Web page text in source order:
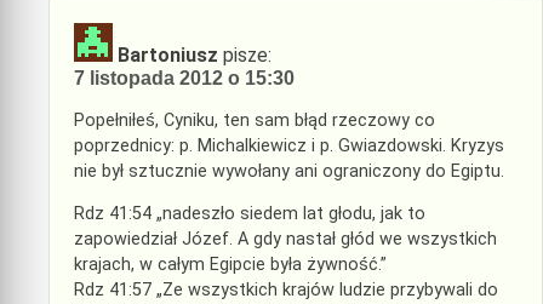
Bartoniusz pisze:
7 listopada 2012 o 15:30
Popełniłeś, Cyniku, ten sam błąd rzeczowy co
poprzednicy: p. Michalkiewicz i p. Gwiazdowski. Kryzys
nie był sztucznie wywołany ani ograniczony do Egiptu.
Rdz 41:54 „nadeszło siedem lat głodu, jak to
zapowiedział Józef. A gdy nastał głód we wszystkich
krajach, w całym Egipcie była żywność.”
Rdz 41:57 „Ze wszystkich krajów ludzie przybywali do